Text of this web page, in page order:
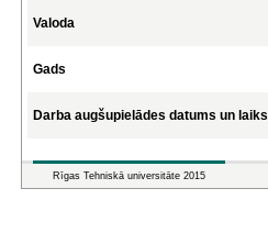
Valoda
Gads
Darba augšupielādes datums un laiks
Rīgas Tehniskā universitāte 2015